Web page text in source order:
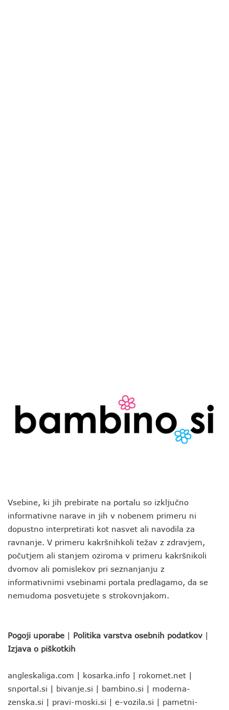
Vsebine, ki jih prebirate na portalu so izključno
informativne narave in jih v nobenem primeru ni
dopustno interpretirati kot nasvet ali navodila za
ravnanje. V primeru kakršnihkoli težav z zdravjem,
počutjem ali stanjem oziroma v primeru kakršnikoli
dvomov ali pomislekov pri seznanjanju z
informativnimi vsebinami portala predlagamo, da se
nemudoma posvetujete s strokovnjakom.
Pogoji uporabe | Politika varstva osebnih podatkov |
Izjava o piškotkih
angleskaliga.com | kosarka.info | rokomet.net |
snportal.si | bivanje.si | bambino.si | moderna-
zenska.si | pravi-moski.si | e-vozila.si | pametni-